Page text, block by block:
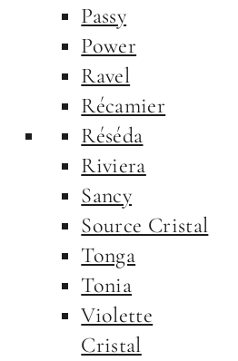
Passy
Power
Ravel
Récamier
Réséda
Riviera
Sancy
Source Cristal
Tonga
Tonia
Violette
Cristal